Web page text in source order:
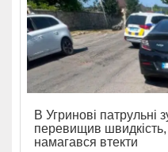
В Угринові патрульні
перевищив
намагався втекти